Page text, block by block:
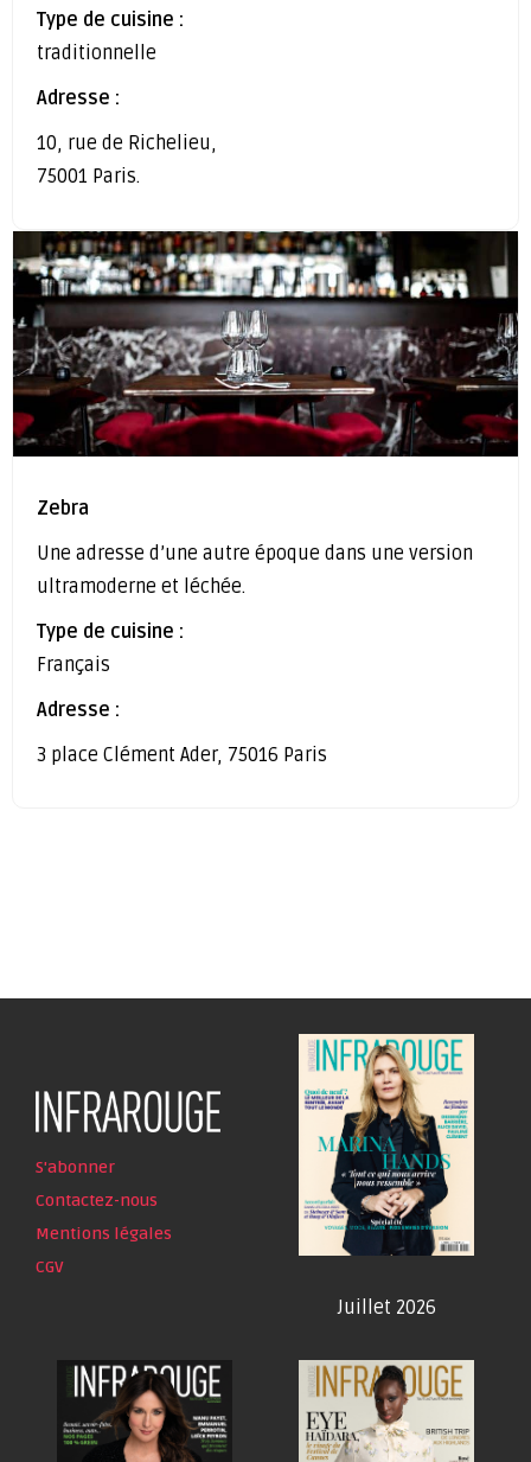
Type de cuisine :
traditionnelle
Adresse :
10, rue de Richelieu,
75001 Paris.
Zebra
Une adresse d’une autre époque dans une version
ultramoderne et léchée.
Type de cuisine :
Français
Adresse :
3 place Clément Ader, 75016 Paris
S'abonner
Contactez-nous
Mentions légales
CGV
Juillet 2026